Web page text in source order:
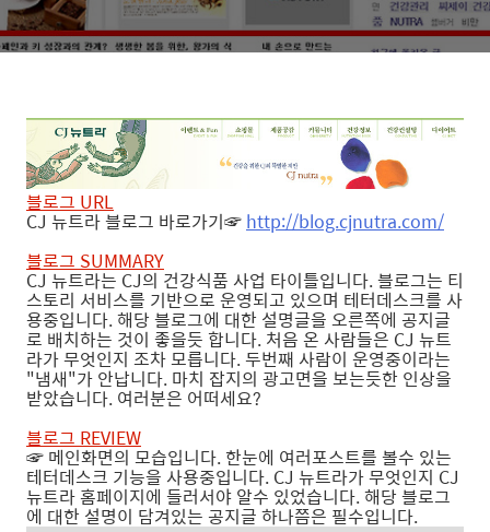
블로그 URL
CJ 뉴트라 블로그 바로가기☞ http://blog.cjnutra.com/
블로그 SUMMARY
CJ 뉴트라는 CJ의 건강식품 사업 타이틀입니다. 블로그는 티
스토리 서비스를 기반으로 운영되고 있으며 테터데스크를 사
용중입니다. 해당 블로그에 대한 설명글을 오른쪽에 공지글
로 배치하는 것이 좋을듯 합니다. 처음 온 사람들은 CJ 뉴트
라가 무엇인지 조차 모릅니다. 두번째 사람이 운영중이라는
"냄새"가 안납니다. 마치 잡지의 광고면을 보는듯한 인상을
받았습니다. 여러분은 어떠세요?
블로그 REVIEW
☞ 메인화면의 모습입니다. 한눈에 여러포스트를 볼수 있는
테터데스크 기능을 사용중입니다. CJ 뉴트라가 무엇인지 CJ
뉴트라 홈페이지에 들러서야 알수 있었습니다. 해당 블로그
에 대한 설명이 담겨있는 공지글 하나쯤은 필수입니다.